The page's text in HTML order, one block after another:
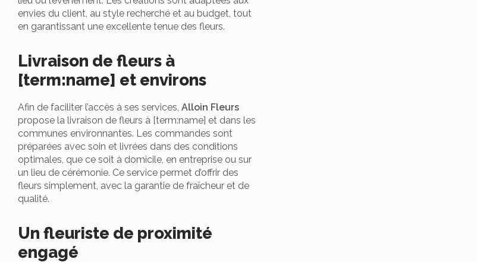
envies du client, au style recherché et au budget, tout
en garantissant une excellente tenue des fleurs.
Livraison de fleurs à
[term:name] et environs
Afin de faciliter l’accès à ses services, Alloin Fleurs
propose la livraison de fleurs à [term:name] et dans les
communes environnantes. Les commandes sont
préparées avec soin et livrées dans des conditions
optimales, que ce soit à domicile, en entreprise ou sur
un lieu de cérémonie. Ce service permet d’offrir des
fleurs simplement, avec la garantie de fraîcheur et de
qualité.
Un fleuriste de proximité
engagé